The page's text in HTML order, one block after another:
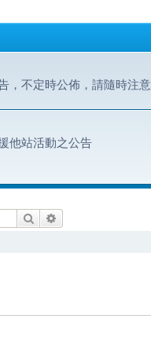
，不定時公佈，請隨時注
他站活動之公告
搜尋